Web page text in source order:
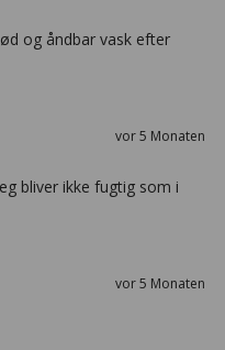
og åndbar vask efter
vor 5 Monaten
bliver ikke fugtig som i
vor 5 Monaten